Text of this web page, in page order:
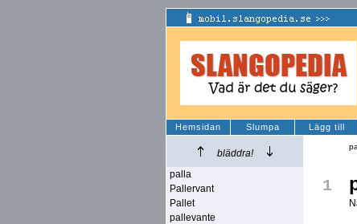
Hemsidan Slumpa Lägg till
bläddra!
palla
Pallervant
Pallet
pallevante
1